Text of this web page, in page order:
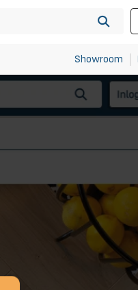
Showroom